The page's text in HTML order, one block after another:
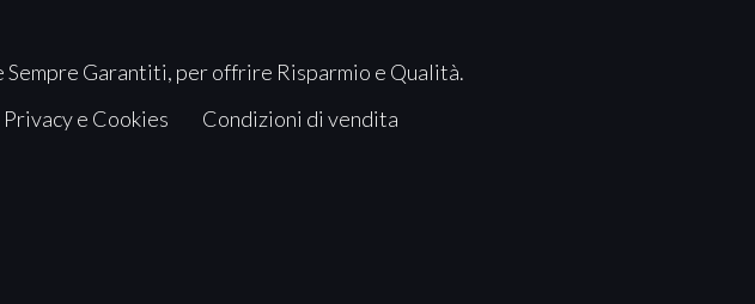
Garantiti, per offrire Risparmio e Qualità.
Privacy e Cookies Condizioni di vendita